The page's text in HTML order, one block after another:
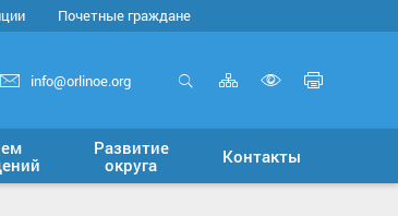
Почетные граждане
info@orlinoe.org Карта
сайта
версию
для
Развитие
округа
Контакты